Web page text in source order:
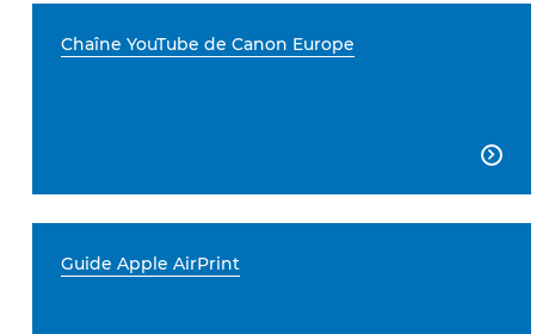
Chaîne YouTube de Canon Europe

Guide Apple AirPrint